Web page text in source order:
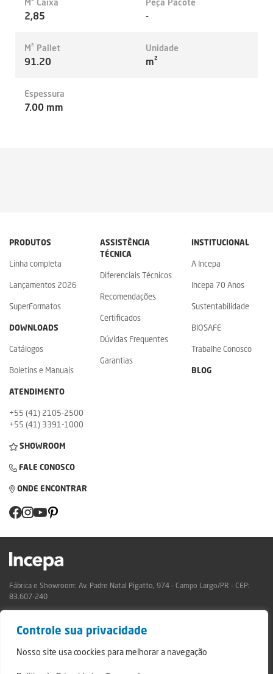
Controle sua privacidade
Nosso site usa coockies para melhorar a navegação
2,85 -
M² Pallet
91.20
Unidade
m²
Espessura
7.00 mm
PRODUTOS
Linha completa
Lançamentos 2026
SuperFormatos
DOWNLOADS
Catálogos
Boletins e Manuais
ASSISTÊNCIA
TÉCNICA
Diferenciais Técnicos
Recomendações
Certificados
Dúvidas Frequentes
Garantias
INSTITUCIONAL
A Incepa
Incepa 70 Anos
Sustentabilidade
BIOSAFE
Trabalhe Conosco
BLOG
ATENDIMENTO
+55 (41) 2105-2500
+55 (41) 3391-1000
SHOWROOM
FALE CONOSCO
ONDE ENCONTRAR
Fábrica e Showroom: Av. Padre Natal Pigatto, 974 - Campo Largo/PR - CEP:
83.607-240
Relatório de Transparência São Mateus do Sul
© 2024 - Incepa Revestimentos Cerâmicos, todos os direitos reservados.